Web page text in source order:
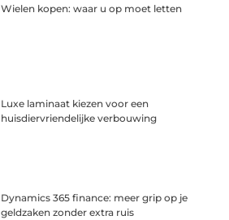
Wielen kopen: waar u op moet letten
Luxe laminaat kiezen voor een
huisdiervriendelijke verbouwing
Dynamics 365 finance: meer grip op je
geldzaken zonder extra ruis